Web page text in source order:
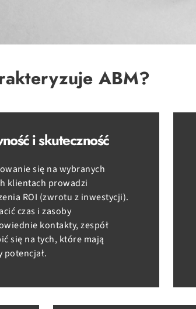
ABM?
i skuteczność
się na wybranych
klientach prowadzi
ROI (zwrotu z inwestycji).
czas i zasoby
kontakty, zespół
się na tych, które mają
potencjał.